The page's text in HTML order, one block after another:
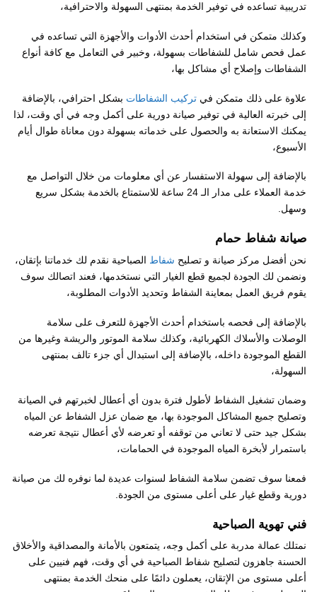
تدريبية تساعده في توفير الخدمة بمنتهى السهولة والاحترافية،
وكذلك متمكن في استخدام أحدث الأدوات والأجهزة التي تساعده في
عمل فحص شامل للشفاطات بسهولة، وخبير في التعامل مع كافة أنواع
الشفاطات وإصلاح أي مشاكل بها،
علاوة على ذلك متمكن في تركيب الشفاطات بشكل احترافي، بالإضافة
إلى خبرته العالية في توفير صيانة دورية على أكمل وجه في أي وقت، لذا
يمكنك الاستعانة به والحصول على خدماته بسهولة دون معاناة طوال أيام
الأسبوع،
بالإضافة إلى سهولة الاستفسار عن أي معلومات من خلال التواصل مع
خدمة العملاء على مدار الـ 24 ساعة للاستمتاع بالخدمة بشكل سريع
وسهل.
صيانة شفاط حمام
نحن أفضل مركز صيانة و تصليح شفاط الصباحية نقدم لك خدماتنا بإتقان،
ونضمن لك الجودة لجميع قطع الغيار التي نستخدمها، فعند اتصالك سوف
يقوم فريق العمل بمعاينة الشفاط وتحديد الأدوات المطلوبة،
بالإضافة إلى فحصه باستخدام أحدث الأجهزة للتعرف على سلامة
الوصلات والأسلاك الكهربائية، وكذلك سلامة الموتور والريشة وغيرها من
القطع الموجودة داخله، بالإضافة إلى استبدال أي جزء تالف بمنتهى
السهولة،
وضمان تشغيل الشفاط لأطول فترة بدون أي أعطال لخبرتهم في الصيانة
وتصليح جميع المشاكل الموجودة بها، مع ضمان عزل الشفاط عن المياه
بشكل جيد حتى لا تعاني من توقفه أو تعرضه لأي أعطال نتيجة تعرضه
باستمرار لأبخرة المياه الموجودة في الحمامات،
فمعنا سوف تضمن سلامة الشفاط لسنوات عديدة لما نوفره لك من صيانة
دورية وقطع غيار على أعلى مستوى من الجودة.
فني تهوية الصباحية
نمتلك عمالة مدربة على أكمل وجه، يتمتعون بالأمانة والمصداقية والأخلاق
الحسنة جاهزون لتصليح شفاط الصباحية في أي وقت، فهم فنيين على
أعلى مستوى من الإتقان، يعملون دائمًا على منحك الخدمة بمنتهى